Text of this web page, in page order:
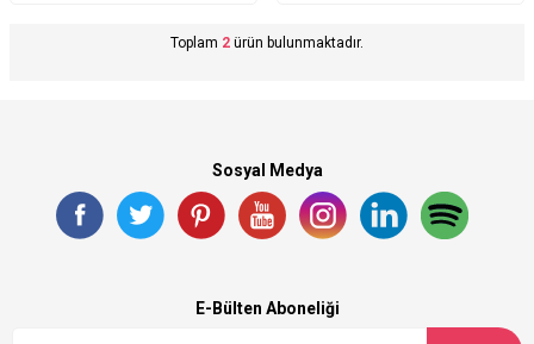
Toplam 2 ürün bulunmaktadır.
Sosyal Medya
E-Bülten Aboneliği